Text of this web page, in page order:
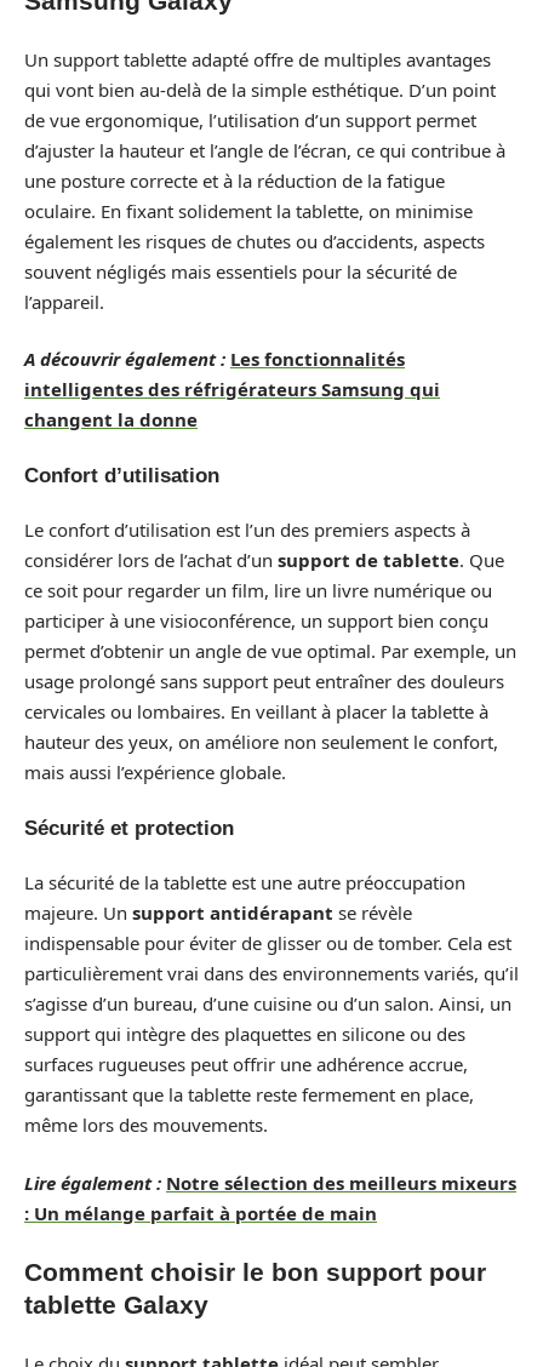
Un support tablette adapté offre de multiples avantages
qui vont bien au-delà de la simple esthétique. D’un point
de vue ergonomique, l’utilisation d’un support permet
d’ajuster la hauteur et l’angle de l’écran, ce qui contribue à
une posture correcte et à la réduction de la fatigue
oculaire. En fixant solidement la tablette, on minimise
également les risques de chutes ou d’accidents, aspects
souvent négligés mais essentiels pour la sécurité de
l’appareil.
A découvrir également : Les fonctionnalités
intelligentes des réfrigérateurs Samsung qui
changent la donne
Confort d’utilisation
Le confort d’utilisation est l’un des premiers aspects à
considérer lors de l’achat d’un support de tablette. Que
ce soit pour regarder un film, lire un livre numérique ou
participer à une visioconférence, un support bien conçu
permet d’obtenir un angle de vue optimal. Par exemple, un
usage prolongé sans support peut entraîner des douleurs
cervicales ou lombaires. En veillant à placer la tablette à
hauteur des yeux, on améliore non seulement le confort,
mais aussi l’expérience globale.
Sécurité et protection
La sécurité de la tablette est une autre préoccupation
majeure. Un support antidérapant se révèle
indispensable pour éviter de glisser ou de tomber. Cela est
particulièrement vrai dans des environnements variés, qu’il
s’agisse d’un bureau, d’une cuisine ou d’un salon. Ainsi, un
support qui intègre des plaquettes en silicone ou des
surfaces rugueuses peut offrir une adhérence accrue,
garantissant que la tablette reste fermement en place,
même lors des mouvements.
Lire également : Notre sélection des meilleurs mixeurs
: Un mélange parfait à portée de main
Comment choisir le bon support pour
tablette Galaxy